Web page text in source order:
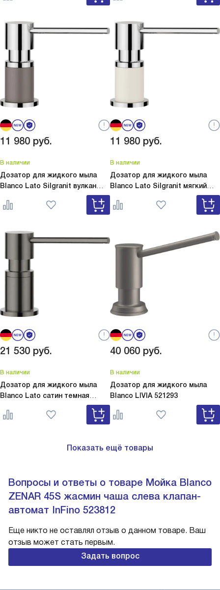
11 980 руб.
В наличии
Дозатор для жидкого мыла
Blanco Lato Silgranit вулкан
Lato Silgranit вулкан
серый 526954
11 980 руб.
В наличии
Дозатор для жидкого мыла
Blanco Lato Silgranit мягкий
Lato Silgranit мягкий
белый 526955
21 530 руб.
В наличии
Дозатор для жидкого мыла
Blanco Lato сатин темная
Lato сатин темная сталь
527743
40 060 руб.
В наличии
Дозатор для жидкого мыла
Blanco LIVIA 521293
Показать ещё товары
Вопросы и ответы о товаре Мойка Blanco
ZENAR 45S жасмин чаша слева клапан-
автомат InFino 523812
Еще никто не оставлял отзыв о данном товаре. Ваш
отзыв может стать первым.
Задать вопрос